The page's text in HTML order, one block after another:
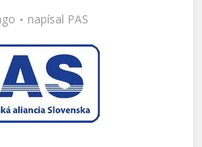
napísal PAS